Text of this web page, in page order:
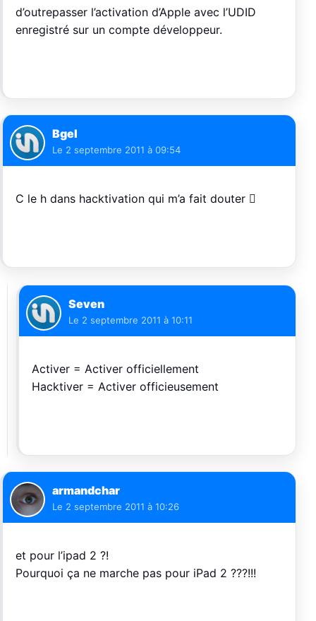
d’outrepasser l’activation d’Apple avec l’UDID
enregistré sur un compte développeur.
Bgel
Le 2 septembre 2011 à 09:54
C le h dans hacktivation qui m’a fait douter 
Seven
Le 2 septembre 2011 à 10:11
Activer = Activer officiellement
Hacktiver = Activer officieusement
armandchar
Le 2 septembre 2011 à 10:26
et pour l’ipad 2 ?!
Pourquoi ça ne marche pas pour iPad 2 ???!!!